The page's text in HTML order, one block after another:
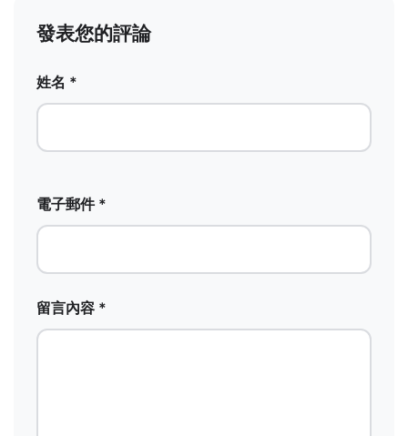
發表您的評論
姓名 *
電子郵件 *
留言內容 *